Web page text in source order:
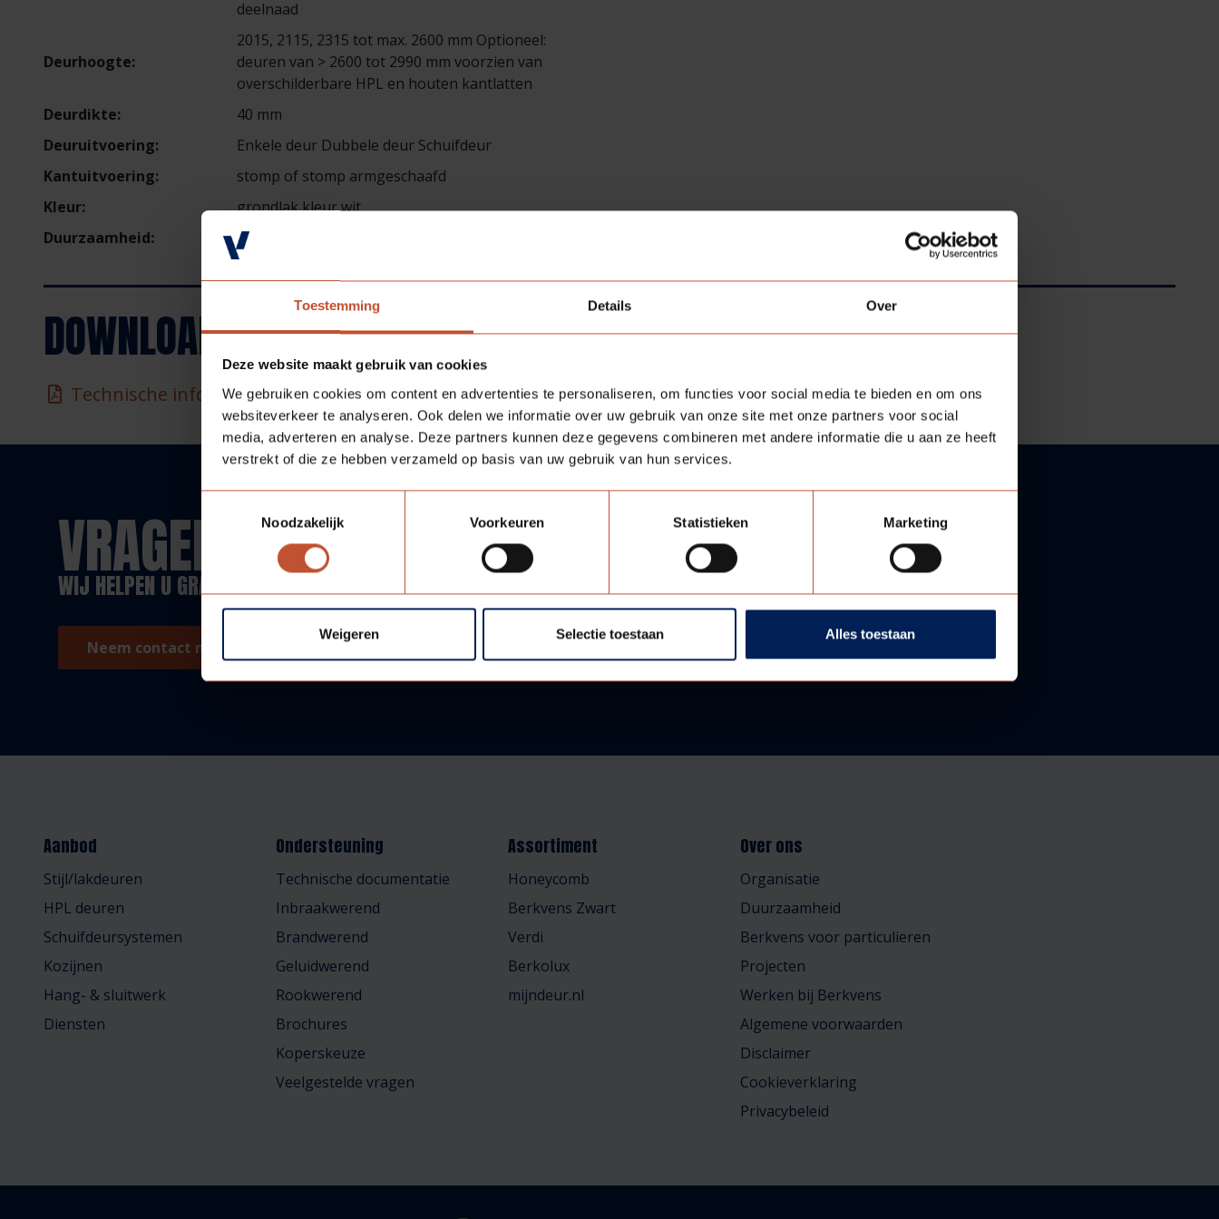
Toestemming Details Over
Deze website maakt gebruik van cookies
We gebruiken cookies om content en advertenties te personaliseren, om functies voor social media te bieden en om ons
websiteverkeer te analyseren. Ook delen we informatie over uw gebruik van onze site met onze partners voor social
media, adverteren en analyse. Deze partners kunnen deze gegevens combineren met andere informatie die u aan ze heeft
verstrekt of die ze hebben verzameld op basis van uw gebruik van hun services.
Noodzakelijk
Voorkeuren Statistieken Marketing
Weigeren Selectie toestaan Alles toestaan
deelnaad
Deurhoogte:
2015, 2115, 2315 tot max. 2600 mm Optioneel:
deuren van > 2600 tot 2990 mm voorzien van
overschilderbare HPL en houten kantlatten
Deurdikte:
40 mm
Deuruitvoering:
Enkele deur Dubbele deur Schuifdeur
Kantuitvoering:
stomp of stomp armgeschaafd
Kleur:
grondlak kleur wit
Duurzaamheid:
LCA, FSC, Biobased aandeel certificaten beschikbaar
DOWNLOADS
Technische informatie - Technische informatie
VRAGEN?
WIJ HELPEN U GRAAG!
Neem contact met ons op!
Aanbod
Stijl/lakdeuren
HPL deuren
Schuifdeursystemen
Kozijnen
Hang- & sluitwerk
Diensten
Ondersteuning
Technische documentatie
Inbraakwerend
Brandwerend
Geluidwerend
Rookwerend
Brochures
Koperskeuze
Veelgestelde vragen
Assortiment
Honeycomb
Berkvens Zwart
Verdi
Berkolux
mijndeur.nl
Over ons
Organisatie
Duurzaamheid
Berkvens voor particulieren
Projecten
Werken bij Berkvens
Algemene voorwaarden
Disclaimer
Cookieverklaring
Privacybeleid